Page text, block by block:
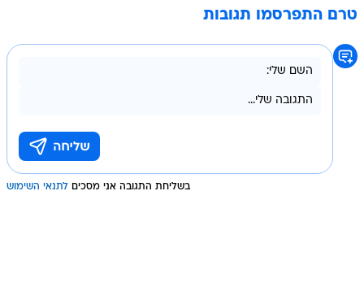
טרם התפרסמו תגובות
בשליחת התגובה אני מסכים לתנאי השימוש